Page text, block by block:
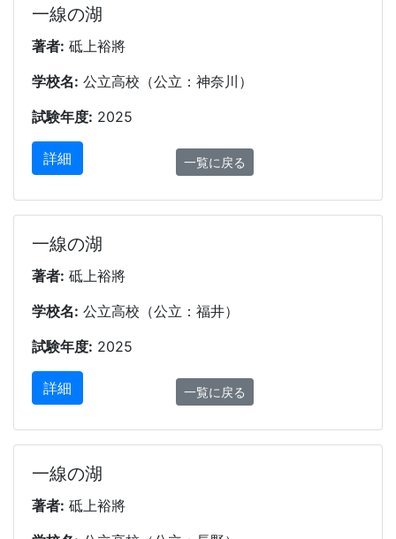
一線の湖
著者: 砥上裕將
学校名: 公立高校（公立：神奈川）
試験年度: 2025
詳細 一覧に戻る
一線の湖
著者: 砥上裕將
学校名: 公立高校（公立：福井）
試験年度: 2025
詳細 一覧に戻る
一線の湖
著者: 砥上裕將